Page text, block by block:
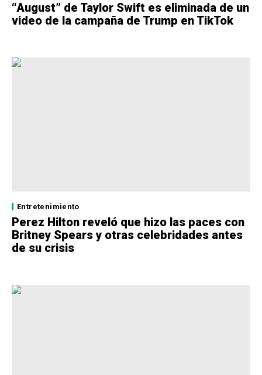
“August” de Taylor Swift es eliminada de un
video de la campaña de Trump en TikTok
Entretenimiento
Perez Hilton reveló que hizo las paces con
Britney Spears y otras celebridades antes
de su crisis